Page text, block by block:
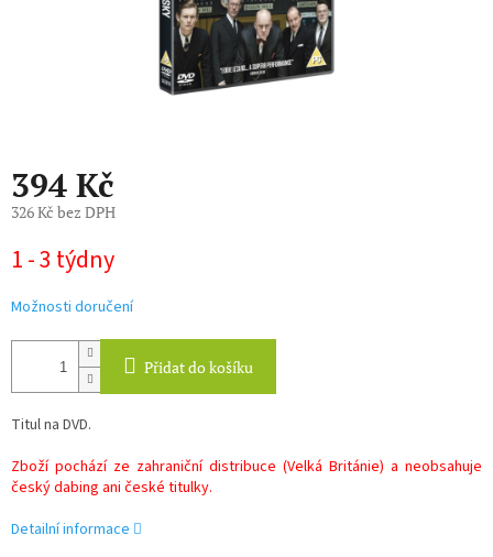
394 Kč
326 Kč bez DPH
cena:
1 - 3 týdny
Možnosti doručení
Přidat do košíku
Titul na DVD.
Zboží pochází ze zahraniční distribuce (Velká Británie) a neobsahuje
český dabing ani české titulky.
Detailní informace